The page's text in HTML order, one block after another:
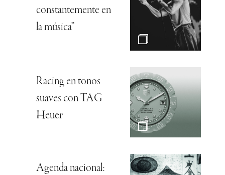
constantemente en
la música”
Racing en tonos
suaves con TAG
Heuer
Agenda nacional: